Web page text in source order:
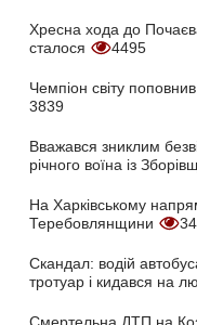
Хресна хода до
сталося
4495
Чемпіон світу
3839
Вважався зниклим
річного воїна із
На Харківському
Теребовлянщини
Скандал: водій
тротуар і кидався на